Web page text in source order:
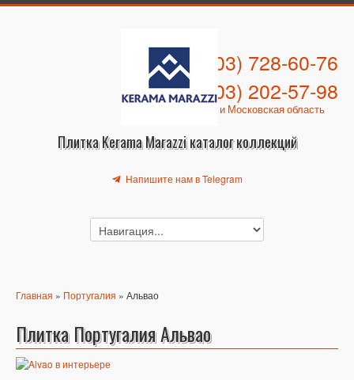
Плитка Kerama Marazzi каталог коллекций
+7 (903) 728-60-76
+7 (903) 202-57-98
Москва и Московская область
Напишите нам в Telegram
Главная » Португалия » Альвао
Плитка Португалия Альвао